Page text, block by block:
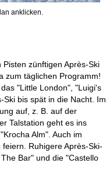
anklicken.
zünftigen Après-Ski
zum täglichen Programm!
"Little London", "Luigi's
bis spät in die Nacht. Im
auf, z. B. auf der
Talstation geht es ins
Alm". Auch im
Ruhigere Après-Ski-
Bar" und die "Castello